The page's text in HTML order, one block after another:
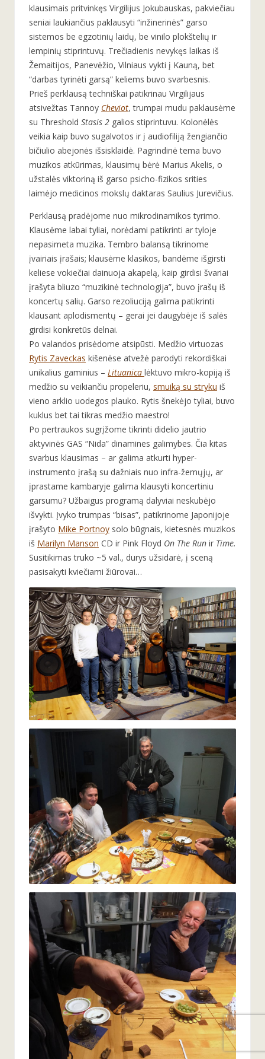
klausimais pritvinkęs Virgilijus Jokubauskas, pakviečiau
seniai laukiančius paklausyti “inžinerinės” garso
sistemos be egzotinių laidų, be vinilo plokštelių ir
lempinių stiprintuvų. Trečiadienis nevykęs laikas iš
Žemaitijos, Panevėžio, Vilniaus vykti į Kauną, bet
“darbas tyrinėti garsą” keliems buvo svarbesnis.
Prieš perklausą techniškai patikrinau Virgilijaus
atsivežtas Tannoy Cheviot, trumpai mudu paklausėme
su Threshold Stasis 2 galios stiprintuvu. Kolonėlės
veikia kaip buvo sugalvotos ir į audiofiliją žengiančio
bičiulio abejonės išsisklaidė. Pagrindinė tema buvo
muzikos atkūrimas, klausimų bėrė Marius Akelis, o
užstalės viktoriną iš garso psicho-fizikos srities
laimėjo medicinos mokslų daktaras Saulius Jurevičius.
Perklausą pradėjome nuo mikrodinamikos tyrimo.
Klausėme labai tyliai, norėdami patikrinti ar tyloje
nepasimeta muzika. Tembro balansą tikrinome
įvairiais įrašais; klausėme klasikos, bandėme išgirsti
keliese vokiečiai dainuoja akapelą, kaip girdisi švariai
įrašyta bliuzo “muzikinė technologija”, buvo įrašų iš
koncertų salių. Garso rezoliuciją galima patikrinti
klausant aplodismentų – gerai jei daugybėje iš salės
girdisi konkretūs delnai.
Po valandos prisėdome atsipūsti. Medžio virtuozas
Rytis Zaveckas kišenėse atvežė parodyti rekordiškai
unikalius gaminius – Lituanica lėktuvo mikro-kopiją iš
medžio su veikiančiu propeleriu, smuiką su stryku iš
vieno arklio uodegos plauko. Rytis šnekėjo tyliai, buvo
kuklus bet tai tikras medžio maestro!
Po pertraukos sugrįžome tikrinti didelio jautrio
aktyvinės GAS “Nida” dinamines galimybes. Čia kitas
svarbus klausimas – ar galima atkurti hyper-
instrumento įrašą su dažniais nuo infra-žemųjų, ar
įprastame kambaryje galima klausyti koncertiniu
garsumu? Užbaigus programą dalyviai neskubėjo
išvykti. Įvyko trumpas “bisas”, patikrinome Japonijoje
įrašyto Mike Portnoy solo būgnais, kietesnės muzikos
iš Marilyn Manson CD ir Pink Floyd On The Run ir Time.
Susitikimas truko ~5 val., durys užsidarė, į sceną
pasisakyti kviečiami žiūrovai…